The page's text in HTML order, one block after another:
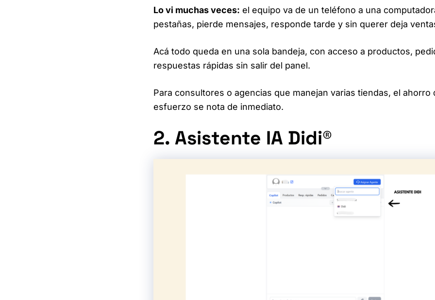
Lo vi muchas veces: el equipo va de un teléfono a una
pestañas, pierde mensajes, responde tarde y sin querer deja
Acá todo queda en una sola bandeja, con acceso a productos,
respuestas rápidas sin salir del panel.
Para consultores o agencias que manejan varias tiendas, el ahorro
esfuerzo se nota de inmediato.
2. Asistente IA Didi®